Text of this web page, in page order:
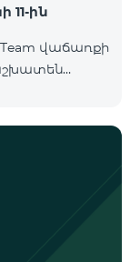
11-ին
Team վաճառքի